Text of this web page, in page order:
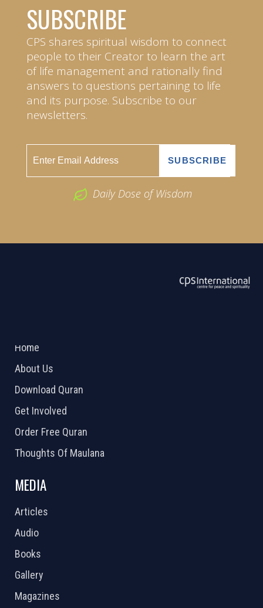
SUBSCRIBE
CPS shares spiritual wisdom to connect
people to their Creator to learn the art
of life management and rationally find
answers to questions pertaining to life
and its purpose. Subscribe to our
newsletters.
Daily Dose of Wisdom
Home
About Us
Download Quran
Get Involved
Order Free Quran
Thoughts Of Maulana
MEDIA
Articles
Audio
Books
Gallery
Magazines